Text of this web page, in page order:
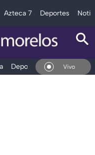
Azteca 7 Deportes
Deportes Espectáculos
En Vivo